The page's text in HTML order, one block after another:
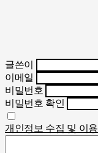
글쓴이
이메일
비밀번호
비밀번호 확인
개인정보 수집 및 이용